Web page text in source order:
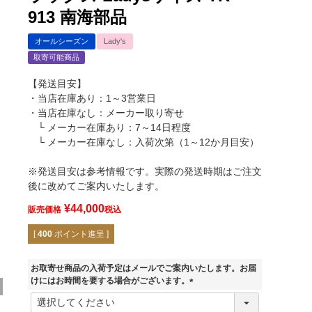
913 南海部品
オールシーズン
Lady's
取寄可能商品
【発送目安】
・当店在庫あり：1～3営業日
・当店在庫なし：メーカー取り寄せ
└ メーカー在庫あり：7～14日程度
└ メーカー在庫なし：入荷次第（1～12か月目安）
※発送目安は参考情報です。実際の発送時期はご注文
後に改めてご案内いたします。
販売価格 ¥44,000税込
[ 400 ポイント進呈 ]
お取寄せ商品の入荷予定はメールでご案内いたします。お届
けにはお時間を要する場合がございます。
(